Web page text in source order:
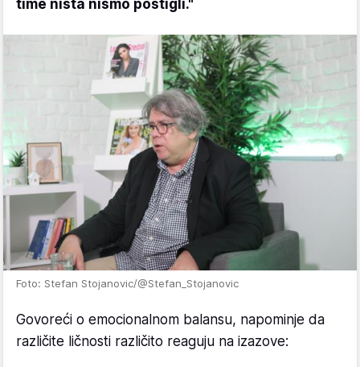
time ništa nismo postigli."
Foto: Stefan Stojanovic/@Stefan_Stojanovic
Govoreći o emocionalnom balansu, napominje da
različite ličnosti različito reaguju na izazove: